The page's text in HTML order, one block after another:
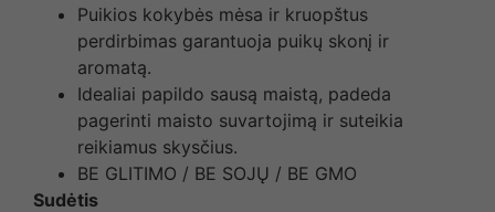
Puikios kokybės mėsa ir kruopštus
perdirbimas garantuoja puikų skonį ir
aromatą.
Idealiai papildo sausą maistą, padeda
pagerinti maisto suvartojimą ir suteikia
reikiamus skysčius.
BE GLITIMO / BE SOJŲ / BE GMO
Sudėtis